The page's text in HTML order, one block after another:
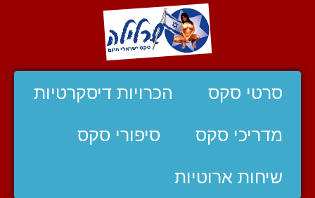
סרטי סקס הכרויות דיסקרטיות
מדריכי סקס סיפורי סקס
שיחות ארוטיות